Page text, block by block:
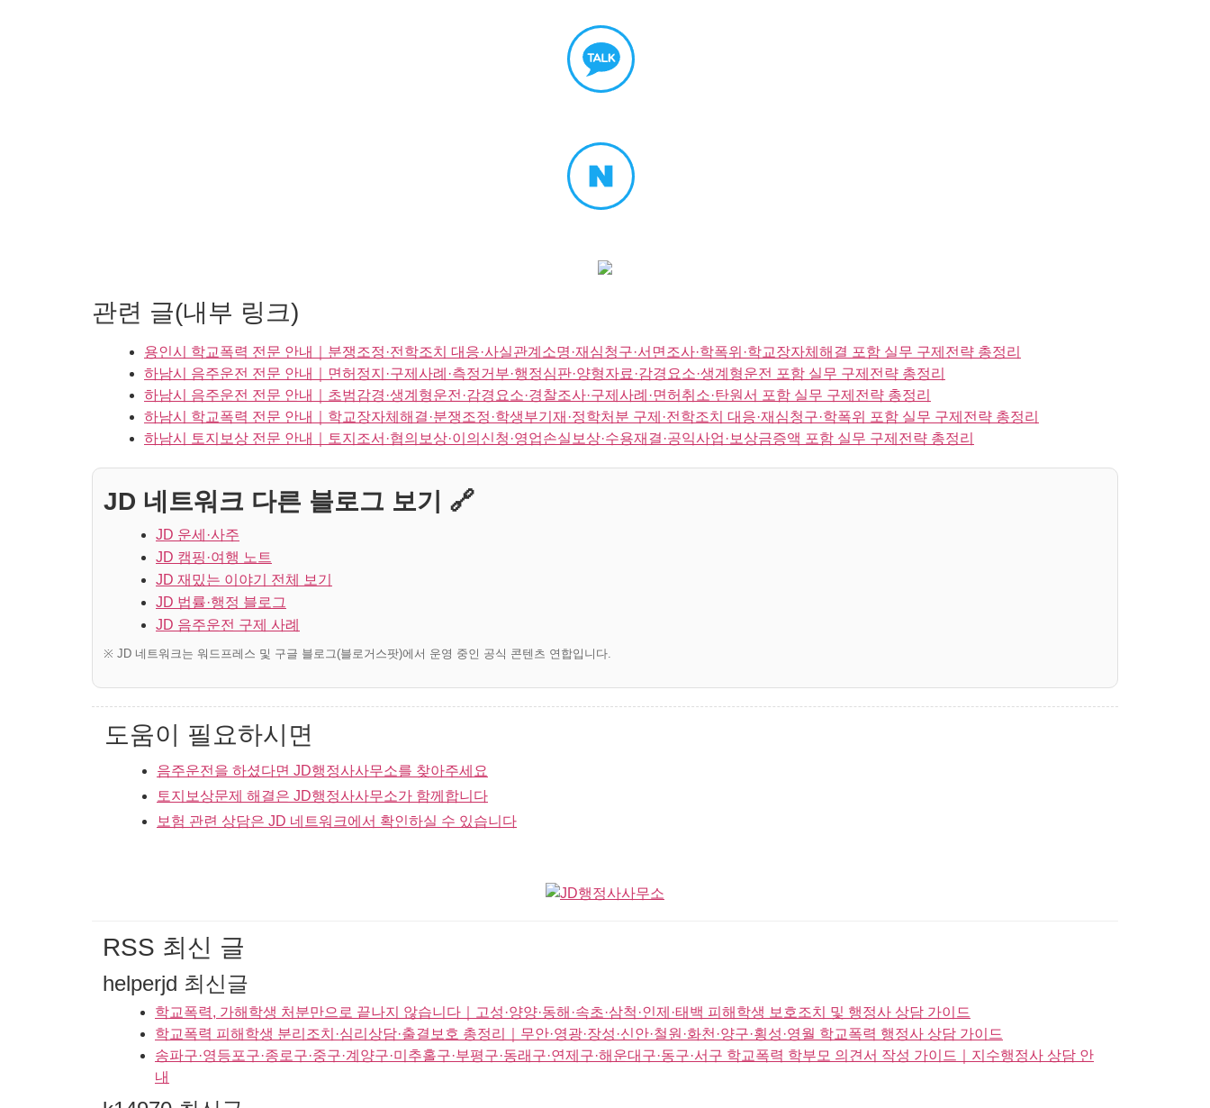
관련 글(내부 링크)
용인시 학교폭력 전문 안내｜분쟁조정·전학조치 대응·사실관계소명·재심청구·서면조사·학폭위·학교장자체해결 포함 실무 구제전략 총정리
하남시 음주운전 전문 안내｜면허정지·구제사례·측정거부·행정심판·양형자료·감경요소·생계형운전 포함 실무 구제전략 총정리
하남시 음주운전 전문 안내｜초범감경·생계형운전·감경요소·경찰조사·구제사례·면허취소·탄원서 포함 실무 구제전략 총정리
하남시 학교폭력 전문 안내｜학교장자체해결·분쟁조정·학생부기재·정학처분 구제·전학조치 대응·재심청구·학폭위 포함 실무 구제전략 총정리
하남시 토지보상 전문 안내｜토지조서·협의보상·이의신청·영업손실보상·수용재결·공익사업·보상금증액 포함 실무 구제전략 총정리
JD 네트워크 다른 블로그 보기 🔗
JD 운세·사주
JD 캠핑·여행 노트
JD 재밌는 이야기 전체 보기
JD 법률·행정 블로그
JD 음주운전 구제 사례
※ JD 네트워크는 워드프레스 및 구글 블로그(블로거스팟)에서 운영 중인 공식 콘텐츠 연합입니다.
도움이 필요하시면
음주운전을 하셨다면 JD행정사사무소를 찾아주세요
토지보상문제 해결은 JD행정사사무소가 함께합니다
보험 관련 상담은 JD 네트워크에서 확인하실 수 있습니다
RSS 최신 글
helperjd 최신글
학교폭력, 가해학생 처분만으로 끝나지 않습니다｜고성·양양·동해·속초·삼척·인제·태백 피해학생 보호조치 및 행정사 상담 가이드
학교폭력 피해학생 분리조치·심리상담·출결보호 총정리｜무안·영광·장성·신안·철원·화천·양구·횡성·영월 학교폭력 행정사 상담 가이드
송파구·영등포구·종로구·중구·계양구·미추홀구·부평구·동래구·연제구·해운대구·동구·서구 학교폭력 학부모 의견서 작성 가이드｜지수행정사 상담 안
내